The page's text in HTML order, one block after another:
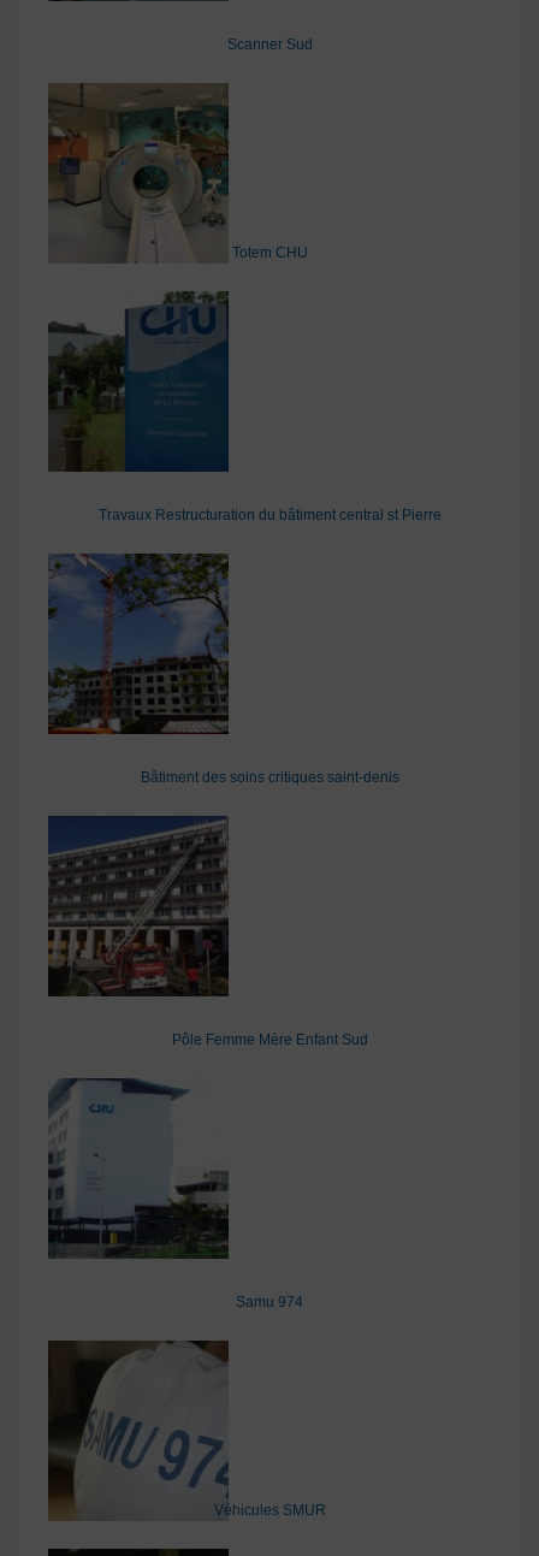
Scanner Sud
Totem CHU
Travaux Restructuration du bâtiment central st Pierre
Bâtiment des soins critiques saint-denis
Pôle Femme Mère Enfant Sud
Samu 974
Véhicules SMUR